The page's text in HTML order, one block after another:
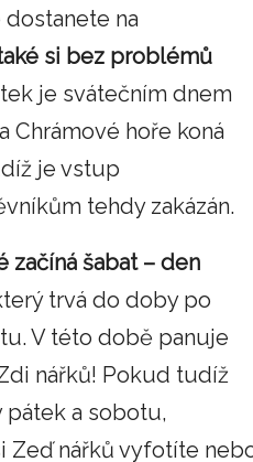
na
si bez problémů
je svátečním dnem
Chrámové hoře koná
je vstup
tehdy zakázán.
začíná šabat – den
trvá do doby po
V této době panuje
nářků! Pokud tudíž
pátek a sobotu,
Zeď nářků vyfotíte